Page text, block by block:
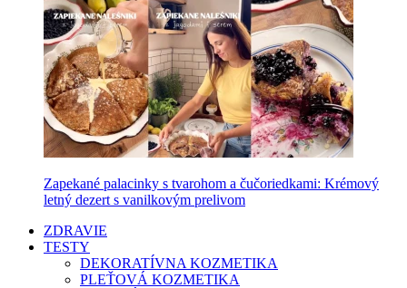
Zapekané palacinky s tvarohom a čučoriedkami: Krémový
letný dezert s vanilkovým prelivom
ZDRAVIE
TESTY
DEKORATÍVNA KOZMETIKA
PLEŤOVÁ KOZMETIKA